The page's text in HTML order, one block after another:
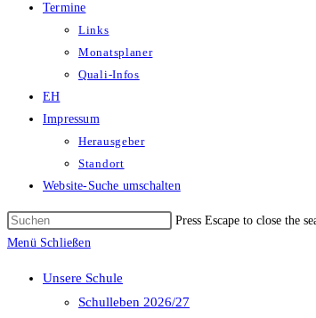
Termine
Links
Monatsplaner
Quali-Infos
EH
Impressum
Herausgeber
Standort
Website-Suche umschalten
Press Escape to close the
Menü Schließen
Unsere Schule
Schulleben 2026/27